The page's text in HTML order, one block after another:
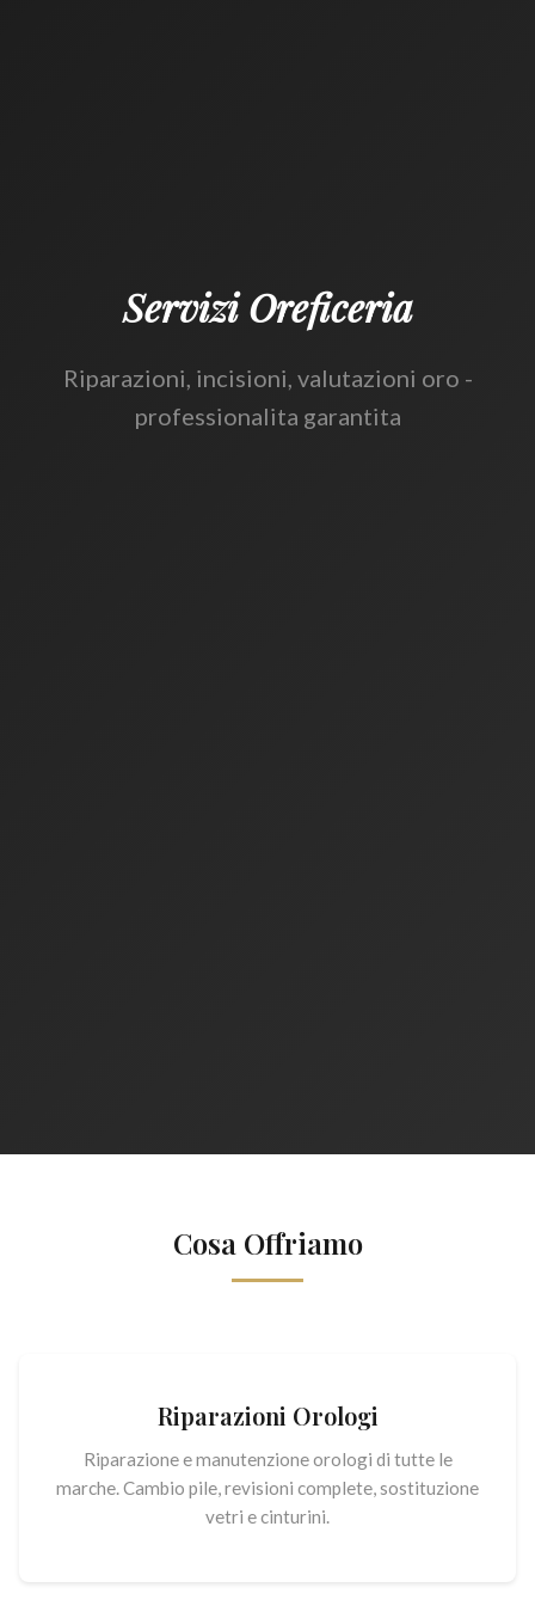
Servizi Oreficeria
Riparazioni, incisioni, valutazioni oro -
professionalita garantita
Cosa Offriamo
Riparazioni Orologi
Riparazione e manutenzione orologi di tutte le
marche. Cambio pile, revisioni complete, sostituzione
vetri e cinturini.